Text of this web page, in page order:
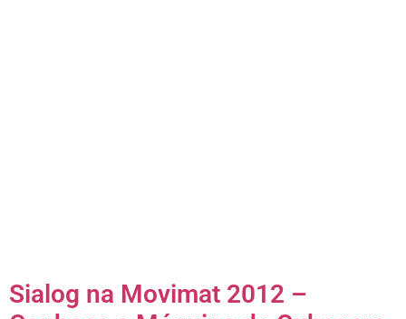
Sialog na Movimat 2012 –